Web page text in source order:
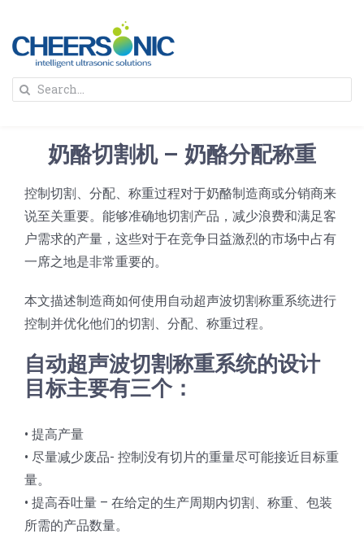
content
解决方案
蛋糕切割机
蛋糕切块机
蛋糕切片机
三角蛋糕切割机
圆形奶酪切片
块状奶酪切片
条状奶酪切片
三明治/披萨/寿司切割
披萨切割机
三明治切割机
面团
常温面团切割
糕点/糖果
宠物食品
超声波设备
关于我们
人才招聘
联系我们
Search
奶酪切割机 – 奶酪分配称重
控制切割、分配、称重过程对于奶酪制造商或分销商来
说至关重要。能够准确地切割产品，减少浪费和满足客
户需求的产量，这些对于在竞争日益激烈的市场中占有
一席之地是非常重要的。
本文描述制造商如何使用自动超声波切割称重系统进行
控制并优化他们的切割、分配、称重过程。
自动超声波切割称重系统的设计
目标主要有三个：
• 提高产量
• 尽量减少废品- 控制没有切片的重量尽可能接近目标重
量。
• 提高吞吐量 – 在给定的生产周期内切割、称重、包装
所需的产品数量。